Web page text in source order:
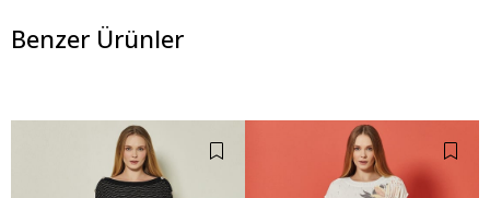
Benzer Ürünler